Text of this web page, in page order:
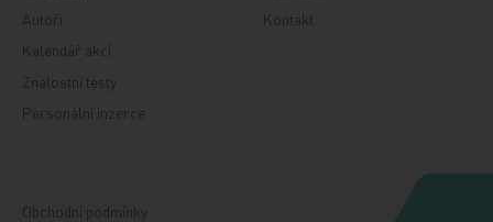
Autoři
Kalendář akcí
Znalostní testy
Personální inzerce
Kontakt
Obchodní podmínky